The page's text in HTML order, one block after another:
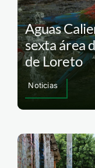
Aguas
sexta área
de Loreto
Noticias